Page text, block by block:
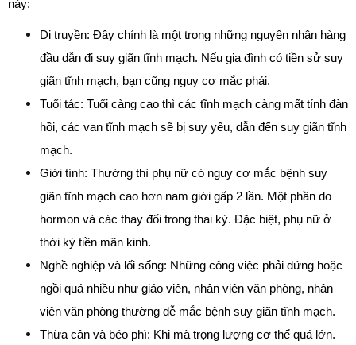
này:
Di truyền: Đây chính là một trong những nguyên nhân hàng
đầu dẫn đi suy giãn tĩnh mạch. Nếu gia đình có tiền sử suy
giãn tĩnh mạch, bạn cũng nguy cơ mắc phải.
Tuổi tác: Tuổi càng cao thì các tĩnh mạch càng mất tính đàn
hồi, các van tĩnh mạch sẽ bị suy yếu, dẫn đến suy giãn tĩnh
mạch.
Giới tính: Thường thì phụ nữ có nguy cơ mắc bệnh suy
giãn tĩnh mạch cao hơn nam giới gấp 2 lần. Một phần do
hormon và các thay đổi trong thai kỳ. Đặc biệt, phụ nữ ở
thời kỳ tiền mãn kinh.
Nghề nghiệp và lối sống: Những công việc phải đứng hoặc
ngồi quá nhiều như giáo viên, nhân viên văn phòng, nhân
viên văn phòng thường dễ mắc bệnh suy giãn tĩnh mạch.
Thừa cân và béo phì: Khi mà trọng lượng cơ thể quá lớn.